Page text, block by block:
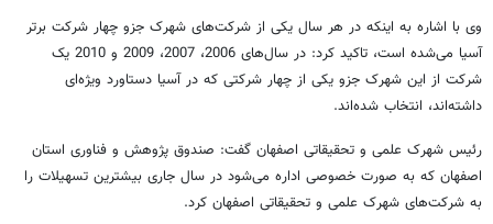
وی با اشاره به اینکه در هر سال یکی از شرکت‌های شهرک جزو چهار شرکت برتر
آسیا می‌شده است، تاکید کرد: در سال‌های 2006، 2007، 2009 و 2010 یک
شرکت از این شهرک جزو یکی از چهار شرکتی که در آسیا دستاورد ویژه‌ای
داشته‌اند، انتخاب شده‌اند.
رئیس شهرک علمی و تحقیقاتی اصفهان گفت: صندوق پژوهش و فناوری استان
اصفهان که به صورت خصوصی اداره می‌شود در سال جاری بیشترین تسهیلات را
به شرکت‌های شهرک علمی و تحقیقاتی اصفهان کرد.